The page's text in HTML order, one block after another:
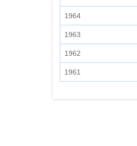
1964
1963
1962
1961